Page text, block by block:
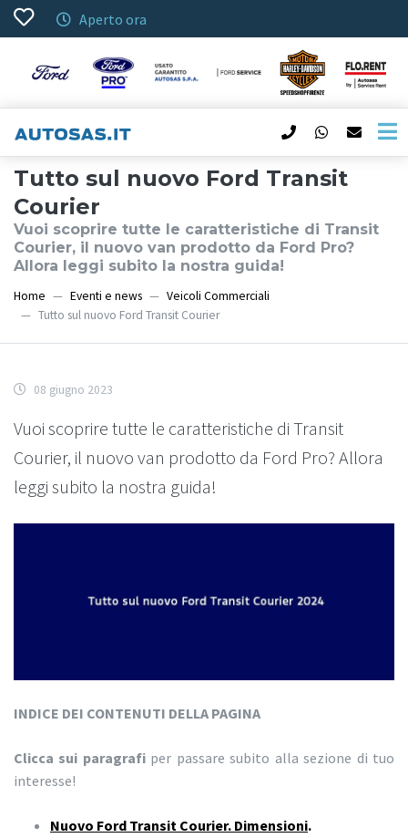
Aperto ora
Tutto sul nuovo Ford Transit
Courier
Vuoi scoprire tutte le caratteristiche di Transit
Courier, il nuovo van prodotto da Ford Pro?
Allora leggi subito la nostra guida!
Home Eventi e news
Veicoli Commerciali
Tutto sul nuovo Ford Transit Courier
08 giugno 2023
Vuoi scoprire tutte le caratteristiche di Transit
Courier, il nuovo van prodotto da Ford Pro? Allora
leggi subito la nostra guida!
INDICE DEI CONTENUTI DELLA PAGINA
Clicca sui paragrafiper passare subito alla sezione di tuo
interesse!
Nuovo Ford Transit Courier. Dimensioni.